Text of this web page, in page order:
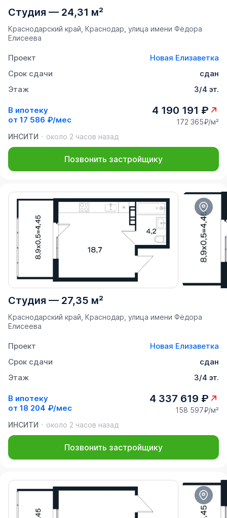
Студия — 24,31 м²
Краснодарский край, Краснодар, улица имени Фёдора
Елисеева
Проект
Новая Елизаветка
Срок сдачи
сдан
Этаж
3/4 эт.
В ипотеку
от 17 586 ₽/мес
4 190 191 ₽
172 365₽/м²
ИНСИТИ
около 2 часов назад
Позвонить застройщику
Студия — 27,35 м²
Краснодарский край, Краснодар, улица имени Фёдора
Елисеева
Проект
Новая Елизаветка
Срок сдачи
сдан
Этаж
3/4 эт.
В ипотеку
от 18 204 ₽/мес
4 337 619 ₽
158 597₽/м²
ИНСИТИ
около 2 часов назад
Позвонить застройщику